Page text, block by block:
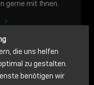
gerne mit Ihnen.
die uns helfen
zu gestalten.
benötigen wir